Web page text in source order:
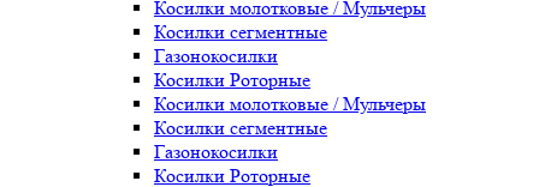
Косилки молотковые / Мульчеры
Косилки сегментные
Газонокосилки
Косилки Роторные
Косилки молотковые / Мульчеры
Косилки сегментные
Газонокосилки
Косилки Роторные